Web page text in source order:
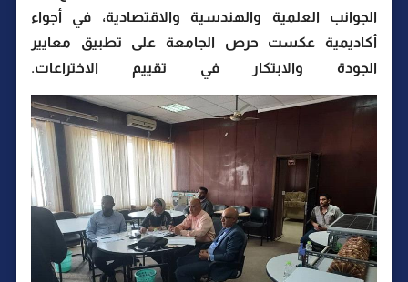
الجوانب العلمية والهندسية والاقتصادية، في أجواء
أكاديمية عكست حرص الجامعة على تطبيق معايير
الجودة والابتكار في تقييم الاختراعات.